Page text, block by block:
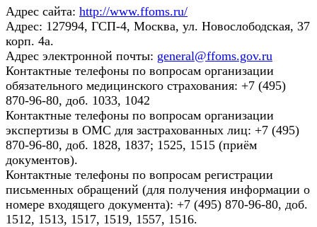
Адрес сайта: http://www.ffoms.ru/
Адрес: 127994, ГСП-4, Москва, ул. Новослободская, 37
корп. 4а.
Адрес электронной почты: general@ffoms.gov.ru
Контактные телефоны по вопросам организации
обязательного медицинского страхования: +7 (495)
870-96-80, доб. 1033, 1042
Контактные телефоны по вопросам организации
экспертизы в ОМС для застрахованных лиц: +7 (495)
870-96-80, доб. 1828, 1837; 1525, 1515 (приём
документов).
Контактные телефоны по вопросам регистрации
письменных обращений (для получения информации о
номере входящего документа): +7 (495) 870-96-80, доб.
1512, 1513, 1517, 1519, 1557, 1516.